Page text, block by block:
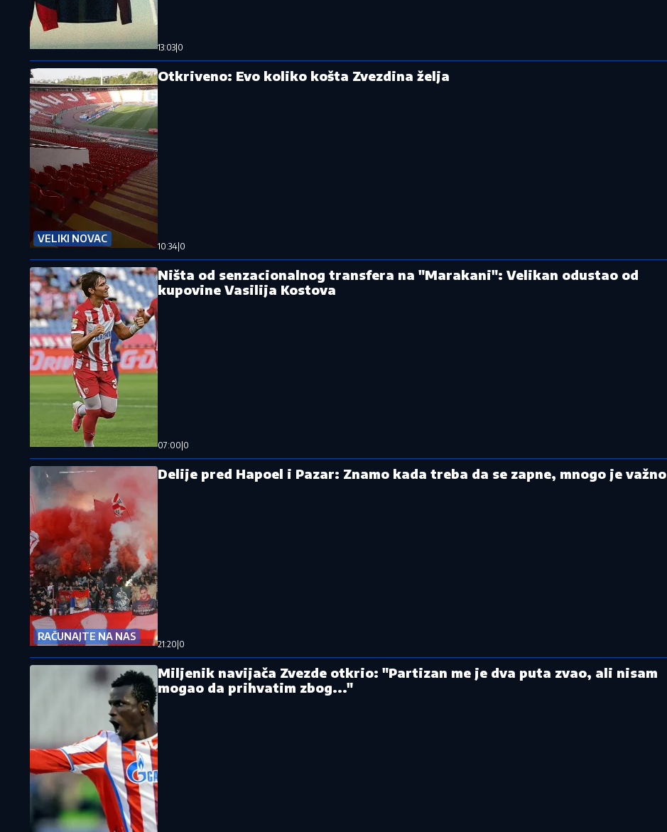
13:03 0
VELIKI NOVAC
Otkriveno: Evo koliko košta Zvezdina želja
10:34 0
Ništa od senzacionalnog transfera na "Marakani": Velikan odustao od
kupovine Vasilija Kostova
07:00 0
RAČUNAJTE NA NAS
Delije pred Hapoel i Pazar: Znamo kada treba da se zapne, mnogo je važno
21:20 0
Miljenik navijača Zvezde otkrio: "Partizan me je dva puta zvao, ali nisam
mogao da prihvatim zbog..."